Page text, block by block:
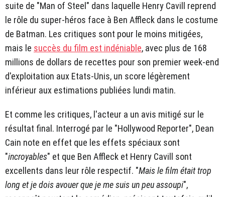
suite de "Man of Steel" dans laquelle Henry Cavill reprend
le rôle du super-héros face à Ben Affleck dans le costume
de Batman. Les critiques sont pour le moins mitigées,
mais le succès du film est indéniable, avec plus de 168
millions de dollars de recettes pour son premier week-end
d'exploitation aux Etats-Unis, un score légèrement
inférieur aux estimations publiées lundi matin.
Et comme les critiques, l'acteur a un avis mitigé sur le
résultat final. Interrogé par le "Hollywood Reporter", Dean
Cain note en effet que les effets spéciaux sont
"incroyables" et que Ben Affleck et Henry Cavill sont
excellents dans leur rôle respectif. "Mais le film était trop
long et je dois avouer que je me suis un peu assoupi",